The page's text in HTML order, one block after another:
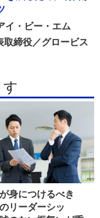
イ・ビー・エム
取締役／グロービス
身につけるべき
のリーダーシッ